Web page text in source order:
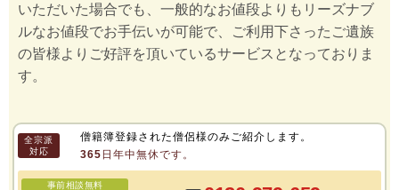
いただいた場合でも、一般的なお値段よりもリーズナブ
ルなお値段でお手伝いが可能で、ご利用下さったご遺族
の皆様よりご好評を頂いているサービスとなっておりま
す。
全宗派
対応
僧籍簿登録された僧侶様のみご紹介します。
365日年中無休です。
事前相談無料